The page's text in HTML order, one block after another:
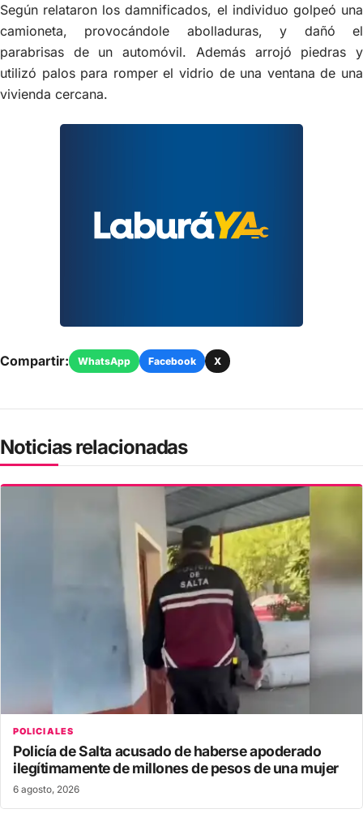
Según relataron los damnificados, el individuo golpeó una
camioneta, provocándole abolladuras, y dañó el
parabrisas de un automóvil. Además arrojó piedras y
utilizó palos para romper el vidrio de una ventana de una
vivienda cercana.
Compartir: WhatsApp Facebook X
Noticias relacionadas
POLICIALES
Policía de Salta acusado de haberse apoderado
ilegítimamente de millones de pesos de una mujer
6 agosto, 2026